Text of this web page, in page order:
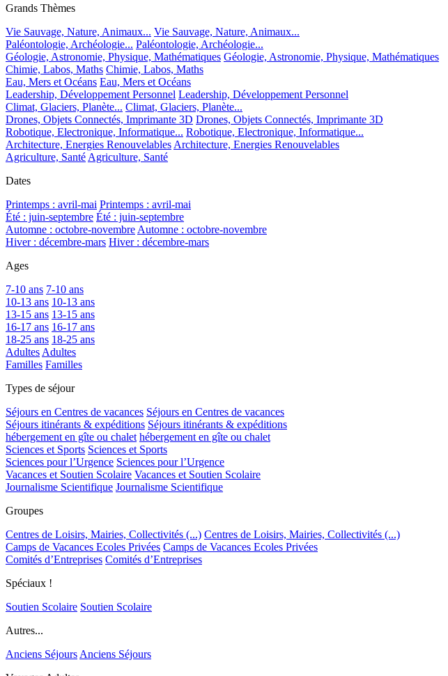
Grands Thèmes
Vie Sauvage, Nature, Animaux... Vie Sauvage, Nature, Animaux...
Paléontologie, Archéologie... Paléontologie, Archéologie...
Géologie, Astronomie, Physique, Mathématiques Géologie, Astronomie, Physique, Mathématiques
Chimie, Labos, Maths Chimie, Labos, Maths
Eau, Mers et Océans Eau, Mers et Océans
Leadership, Développement Personnel Leadership, Développement Personnel
Climat, Glaciers, Planète... Climat, Glaciers, Planète...
Drones, Objets Connectés, Imprimante 3D Drones, Objets Connectés, Imprimante 3D
Robotique, Electronique, Informatique... Robotique, Electronique, Informatique...
Architecture, Energies RenouvelablesArchitecture, Energies Renouvelables
Agriculture, SantéAgriculture, Santé
Dates
Printemps : avril-mai Printemps : avril-mai
Été : juin-septembre Été : juin-septembre
Automne : octobre-novembreAutomne : octobre-novembre
Hiver : décembre-mars Hiver : décembre-mars
Ages
7-10 ans 7-10 ans
10-13 ans 10-13 ans
13-15 ans 13-15 ans
16-17 ans 16-17 ans
18-25 ans 18-25 ans
AdultesAdultes
Familles Familles
Types de séjour
Séjours en Centres de vacances Séjours en Centres de vacances
Séjours itinérants & expéditions Séjours itinérants & expéditions
hébergement en gîte ou chalet hébergement en gîte ou chalet
Sciences et Sports Sciences et Sports
Sciences pour l’Urgence Sciences pour l’Urgence
Vacances et Soutien Scolaire Vacances et Soutien Scolaire
Journalisme Scientifique Journalisme Scientifique
Groupes
Centres de Loisirs, Mairies, Collectivités (...) Centres de Loisirs, Mairies, Collectivités (...)
Camps de Vacances Ecoles Privées Camps de Vacances Ecoles Privées
Comités d’Entreprises Comités d’Entreprises
Spéciaux !
Soutien Scolaire Soutien Scolaire
Autres...
Anciens SéjoursAnciens Séjours